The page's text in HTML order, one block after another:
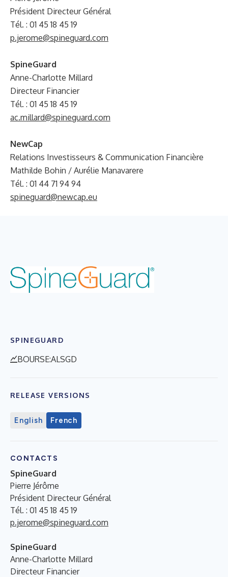
Président Directeur Général
Tél. : 01 45 18 45 19
p.jerome@spineguard.com
SpineGuard
Anne-Charlotte Millard
Directeur Financier
Tél. : 01 45 18 45 19
ac.millard@spineguard.com
NewCap
Relations Investisseurs & Communication Financière
Mathilde Bohin / Aurélie Manavarere
Tél. : 01 44 71 94 94
spineguard@newcap.eu
SPINEGUARD
BOURSE:ALSGD
RELEASE VERSIONS
English French
CONTACTS
SpineGuard
Pierre Jérôme
Président Directeur Général
Tél. : 01 45 18 45 19
p.jerome@spineguard.com
SpineGuard
Anne-Charlotte Millard
Directeur Financier